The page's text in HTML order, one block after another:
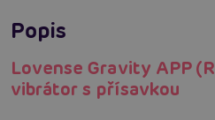
Popis
Lovense Gravity APP
vibrátor s přísavkou